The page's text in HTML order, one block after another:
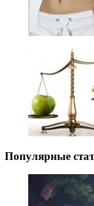
Популярные